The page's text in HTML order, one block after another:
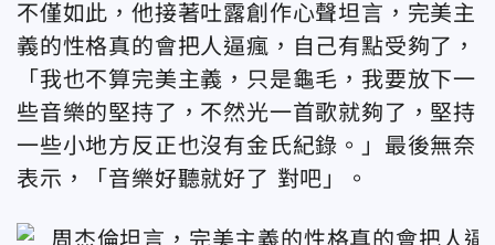
不僅如此，他接著吐露創作心聲坦言，完美主
義的性格真的會把人逼瘋，自己有點受夠了，
「我也不算完美主義，只是龜毛，我要放下一
些音樂的堅持了，不然光一首歌就夠了，堅持
一些小地方反正也沒有金氏紀錄。」最後無奈
表示，「音樂好聽就好了 對吧」。